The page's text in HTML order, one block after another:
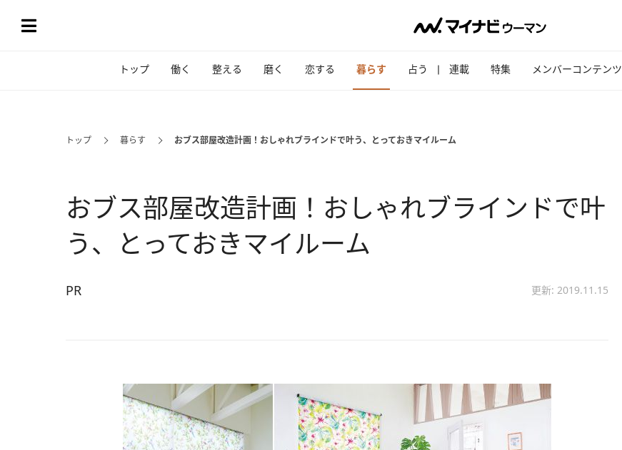
トップ 働く 整える 磨く 恋する 暮らす 占う 連載 特集 メンバーコンテンツ
トップ 暮らす おブス部屋改造計画！おしゃれブラインドで叶う、とっておきマイルーム
おブス部屋改造計画！おしゃれブラインドで叶
う、とっておきマイルーム
PR 更新: 2019.11.15